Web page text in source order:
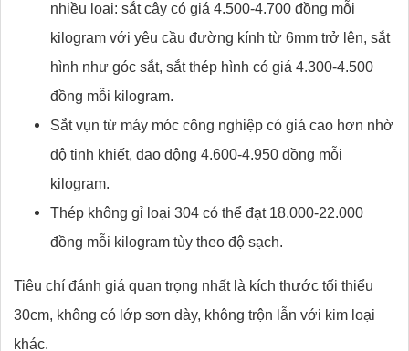
nhiều loại: sắt cây có giá 4.500-4.700 đồng mỗi
kilogram với yêu cầu đường kính từ 6mm trở lên, sắt
hình như góc sắt, sắt thép hình có giá 4.300-4.500
đồng mỗi kilogram.
Sắt vụn từ máy móc công nghiệp có giá cao hơn nhờ
độ tinh khiết, dao động 4.600-4.950 đồng mỗi
kilogram.
Thép không gỉ loại 304 có thể đạt 18.000-22.000
đồng mỗi kilogram tùy theo độ sạch.
Tiêu chí đánh giá quan trọng nhất là kích thước tối thiểu
30cm, không có lớp sơn dày, không trộn lẫn với kim loại
khác.